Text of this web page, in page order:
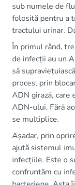
sub numele de
folosită pentru a
tractului urinar.
În primul rând,
de infecții au un
să
proces, prin
ADN girază, care
ADN-ului. Fără
se multiplice.
Așadar, prin
ajută sistemul
infecțiile. Este o
confruntăm cu